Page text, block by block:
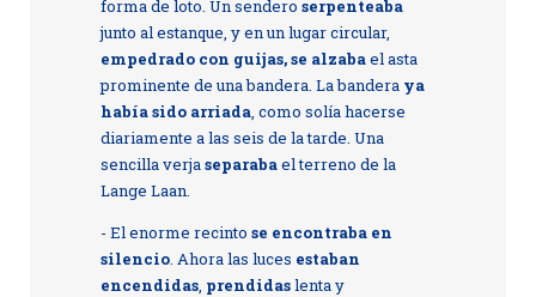
forma de loto. Un sendero serpenteaba
junto al estanque, y en un lugar circular,
empedrado con guijas, se alzabael asta
prominente de una bandera. La bandera ya
había sido arriada, como solía hacerse
diariamente a las seis de la tarde. Una
sencilla verjaseparabael terreno de la
Lange Laan.
- El enorme recinto se encontraba en
silencio. Ahora las luces estaban
encendidas, prendidaslenta y